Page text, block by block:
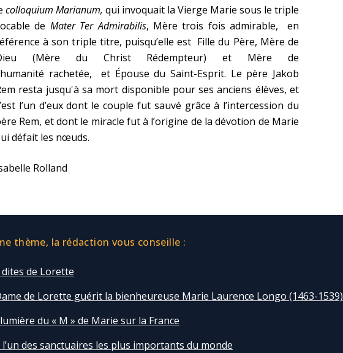
colloquium Marianum, qui invoquait la Vierge Marie sous le triple
de Mater Ter Admirabilis, Mère trois fois admirable, en
à son triple titre, puisqu’elle est Fille du Père, Mère de
(Mère du Christ Rédempteur) et Mère de
rachetée, et Épouse du Saint-Esprit. Le père Jakob
resta jusqu'à sa mort disponible pour ses anciens élèves, et
l’un d’eux dont le couple fut sauvé grâce à l’intercession du
Rem, et dont le miracle fut à l’origine de la dévotion de Marie
défait les nœuds.
Rolland
thème, la rédaction vous conseille :
de Lorette
de Lorette guérit la bienheureuse Marie Laurence Longo (1463-1539)
du « M » de Marie sur la France
des sanctuaires les plus importants du monde